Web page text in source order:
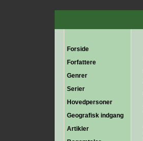
Forside
Forfattere
Genrer
Serier
Hovedpersoner
Geografisk indgang
Artikler